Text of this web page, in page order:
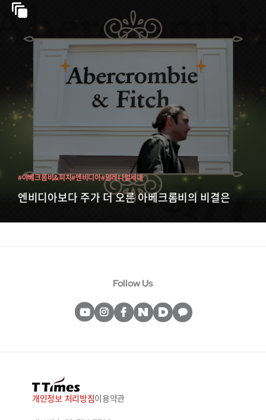
엔비디아보다 주가 더 오른 아베크롬비의 비결은
#아베크롬비&피치#엔비디아#밀레니얼세대
Follow Us
개인정보 처리방침이용약관